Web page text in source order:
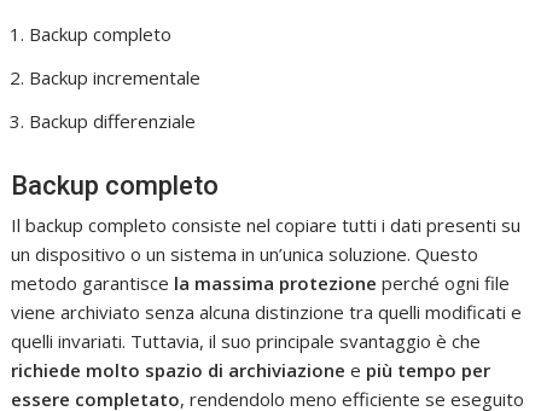
Backup completo
Backup incrementale
Backup differenziale
Backup completo
Il backup completo consiste nel copiare tutti i dati presenti su
un dispositivo o un sistema in un’unica soluzione. Questo
metodo garantisce la massima protezione perché ogni file
viene archiviato senza alcuna distinzione tra quelli modificati e
quelli invariati. Tuttavia, il suo principale svantaggio è che
richiede molto spazio di archiviazione e più tempo per
essere completato, rendendolo meno efficiente se eseguito